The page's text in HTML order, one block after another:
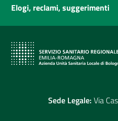
Elogi, reclami, suggerimenti
Sede Legale: Via